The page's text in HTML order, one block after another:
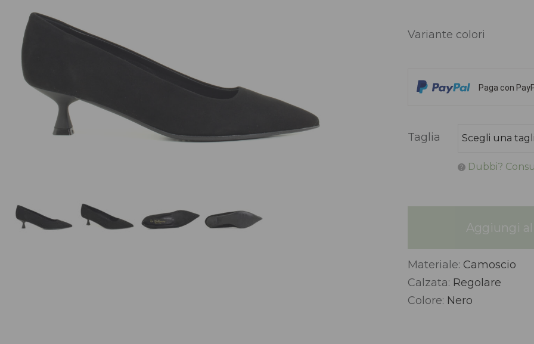
109,00 €.
Variante colori
Paga con
Taglia
Dubbi?
Aggiungi
Alternative:
Materiale: Camoscio
Calzata: Regolare
Colore: Nero